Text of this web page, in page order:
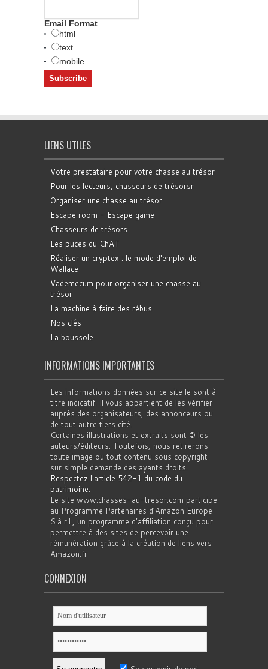
Email Format
html
text
mobile
LIENS UTILES
Votre prestataire pour votre chasse au trésor
Pour les lecteurs, chasseurs de trésorsr
Organiser une chasse au trésor
Escape room - Escape game
Chasseurs de trésors
Les puces du ChAT
Réaliser un cryptex : le mode d'emploi de
Wallace
Vademecum pour organiser une chasse au
trésor
La machine à faire des rébus
Nos clés
La boussole
INFORMATIONS IMPORTANTES
Les informations données sur ce site le sont à
titre indicatif. Il vous appartient de les vérifier
auprès des organisateurs, des annonceurs ou
de tout autre tiers cité.
Certaines illustrations et extraits sont © les
auteurs/éditeurs. Toutefois, nous retirerons
toute image ou tout contenu sous copyright
sur simple demande des ayants droits.
Respectez l'article 542-1 du code du
patrimoine
Le site www.chasses-au-tresor.com participe
au Programme Partenaires d’Amazon Europe
S.à r.l., un programme d’affiliation conçu pour
permettre à des sites de percevoir une
rémunération grâce à la création de liens vers
Amazon.fr
CONNEXION